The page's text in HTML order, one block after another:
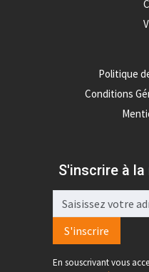
Politique
Conditions
S'inscrire à
S'inscrire
En souscrivant vous